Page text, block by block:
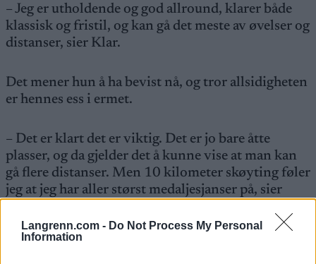
Langrenn.com - Do Not Process My Personal
Information
– Jeg er utholdende og god allround, klarer både
klassisk og fristil, og kan gå det meste av øvelser og
distanser, sier Klar.
Det mener hun å ha bevist nå, og tror allsidigheten
er hennes ess i ermet.
– Det er klart det er viktig. Det er jo bare åtte
plasser, og da gjelder det å kunne vise at man kan
gå flere distanser. Men 10 kilometer skøyting føler
jeg at jeg har aller størst medaljesjanser på, sier